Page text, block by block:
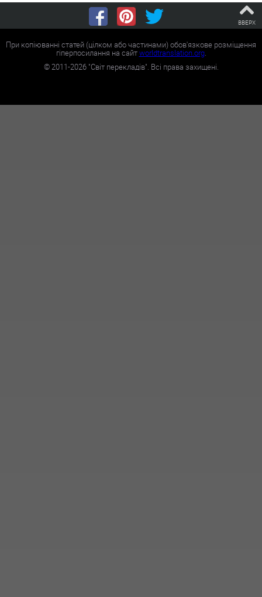
ВВЕРХ
При копіюванні статей (цілком або частинами) обов'язкове розміщення
гіперпосилання на сайтworldtranslation.org.
©2011-2026"Світ перекладів". Всі права захищені.